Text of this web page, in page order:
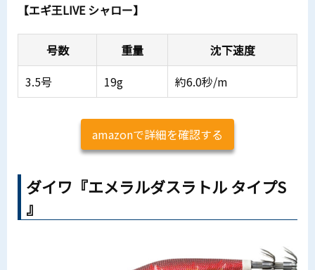
【エギ王LIVE シャロー】
号数 重量
沈下速度
3.5号
19g 約6.0秒/m
amazonで詳細を確認する
ダイワ『エメラルダスラトル タイプS
』